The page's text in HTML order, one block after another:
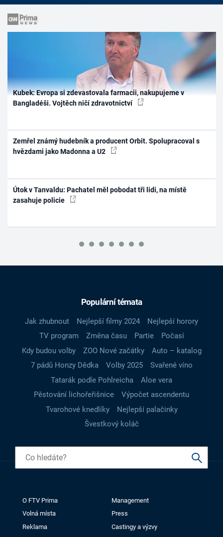
Kubek: Evropa si zdevastovala farmacii, nakupujeme v
Bangladéši. Vojtěch ničí zdravotnictví
Zemřel známý hudebník a producent Orbit. Spolupracoval s
hvězdami jako Madonna a U2
Útok v Tanvaldu: Pachatel měl pobodat tři lidi, na místě
zasahuje policie
Populární témata
Jak zhubnout Nejlepší filmy 2024
Nejlepší horory
TV program
Změna času Partie
Počasí
Kdy budou volby
ZOO Nové začátky
Auto – katalog
7 pádů Honzy Dědka
Volby 2025
Svařené víno
Tatarák podle Pohlreicha
Aloe vera
Pěstování lichořeřišnice
Výpočet ascendentu
Tvarohové knedlíky
Nejlepší palačinky
Švestkový koláč
O FTV Prima
Management
Volná místa
Press
Reklama
Castingy a výzvy